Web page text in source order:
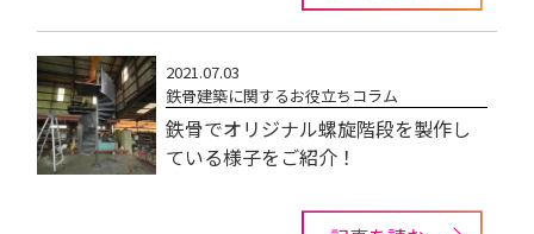
2021.07.03
鉄骨建築に関するお役立ちコラム
鉄骨でオリジナル螺旋階段を製作し
ている様子をご紹介！